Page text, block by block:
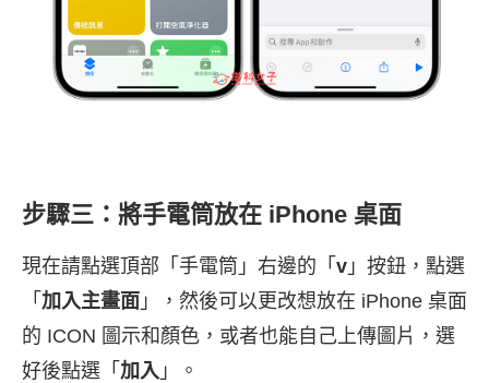
步驟三：將手電筒放在 iPhone 桌面
現在請點選頂部「手電筒」右邊的「 v 」按鈕，點選
「 加入主畫面 」，然後可以更改想放在 iPhone 桌面
的 ICON 圖示和顏色，或者也能自己上傳圖片，選
好後點選「 加入 」。